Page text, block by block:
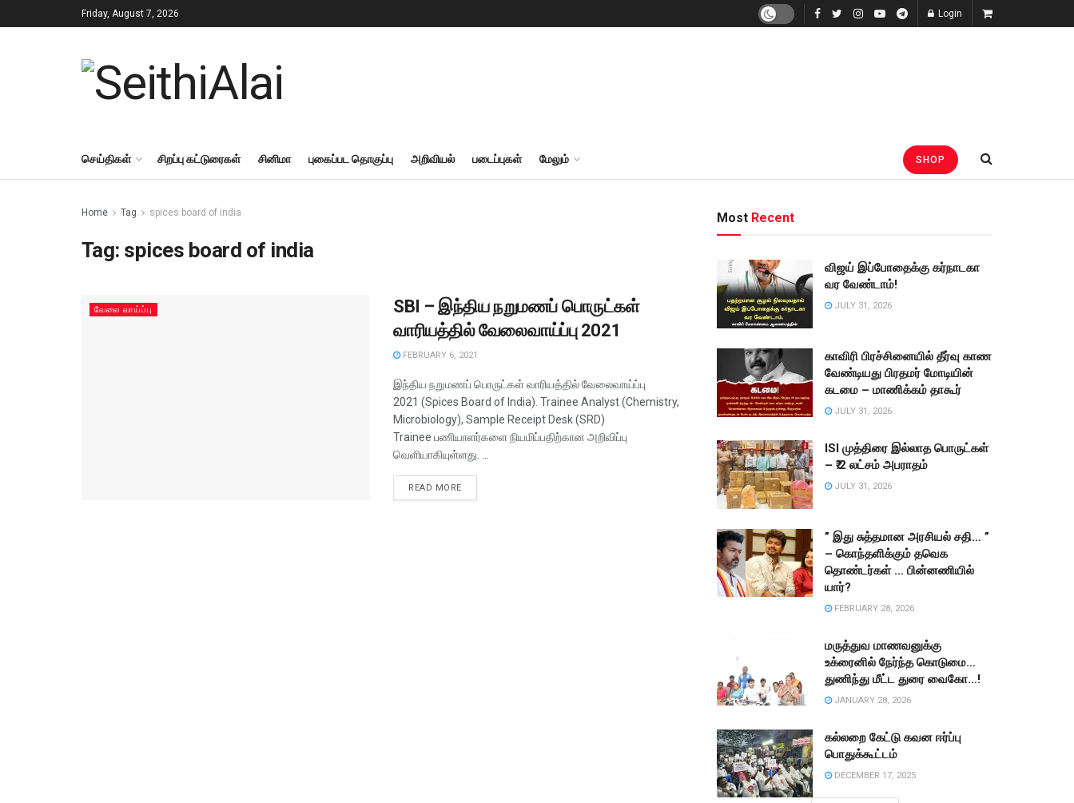
Friday, August 7, 2026 Login
செய்திகள் சிறப்பு கட்டுரைகள் சினிமா புகைப்பட தொகுப்பு அறிவியல் படைப்புகள் மேலும் SHOP
Home Tag spices board of india
Tag: spices board of india
வேலை வாய்ப்பு
SBI – இந்திய நறுமணப் பொருட்கள்
வாரியத்தில் வேலைவாய்ப்பு 2021
FEBRUARY 6, 2021
இந்திய நறுமணப் பொருட்கள் வாரியத்தில் வேலைவாய்ப்பு
2021 (Spices Board of India). Trainee Analyst (Chemistry,
Microbiology), Sample Receipt Desk (SRD)
Trainee பணியாளர்களை நியமிப்பதிற்கான அறிவிப்பு
வெளியாகியுள்ளது. ...
READ MORE
Most Recent
விஜய் இப்போதைக்கு கர்நாடகா
வர வேண்டாம்!
JULY 31, 2026
காவிரி பிரச்சினையில் தீர்வு காண
வேண்டியது பிரதமர் மோடியின்
கடமை – மாணிக்கம் தாகூர்
JULY 31, 2026
ISI முத்திரை இல்லாத பொருட்கள்
– ₹.2 லட்சம் அபராதம்
JULY 31, 2026
” இது சுத்தமான அரசியல் சதி… ”
– கொந்தளிக்கும் தவெக
தொண்டர்கள் … பின்னணியில்
யார்?
FEBRUARY 28, 2026
மருத்துவ மாணவனுக்கு
உக்ரைனில் நேர்ந்த கொடுமை…
துணிந்து மீட்ட துரை வைகோ…!
JANUARY 28, 2026
கல்லறை கேட்டு கவன ஈர்ப்பு
பொதுக்கூட்டம்
DECEMBER 17, 2025